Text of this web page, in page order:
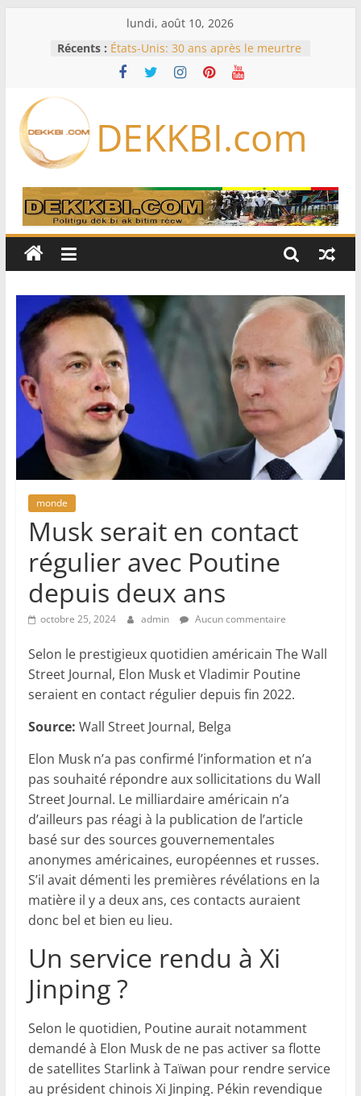
lundi, août 10, 2026
Récents : États-Unis: 30 ans après le meurtre
de Tupac Shakur, un ex-chef de
gang devant la justice lors d’un
Concacaf et l’AFC veulent rallier « la
famille du football »
urnes
Éclipse solaire du 12 août: les
meilleurs endroits pour l’observer
en Europe, en Amérique du Nord
États-Unis: à court de munitions, le
de l’armement d’accélérer sa
production
DEKKBI.com
monde
Musk serait en contact
régulier avec Poutine
depuis deux ans
octobre 25, 2024 admin Aucun commentaire
Selon le prestigieux quotidien américain The Wall
Street Journal, Elon Musk et Vladimir Poutine
seraient en contact régulier depuis fin 2022.
Source: Wall Street Journal, Belga
Elon Musk n’a pas confirmé l’information et n’a
pas souhaité répondre aux sollicitations du Wall
Street Journal. Le milliardaire américain n’a
d’ailleurs pas réagi à la publication de l’article
basé sur des sources gouvernementales
anonymes américaines, européennes et russes.
S’il avait démenti les premières révélations en la
matière il y a deux ans, ces contacts auraient
donc bel et bien eu lieu.
Un service rendu à Xi
Jinping ?
Selon le quotidien, Poutine aurait notamment
demandé à Elon Musk de ne pas activer sa flotte
de satellites Starlink à Taïwan pour rendre service
au président chinois Xi Jinping. Pékin revendique